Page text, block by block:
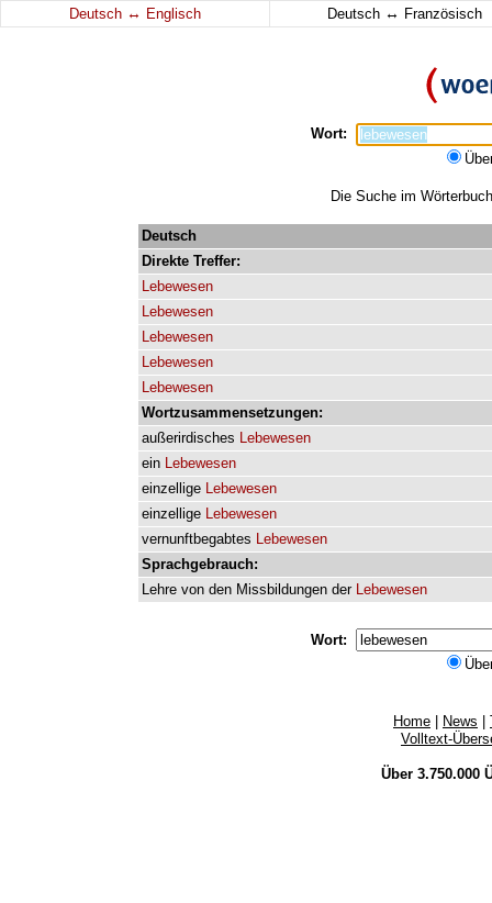
Deutsch ↔ Englisch Deutsch ↔ Französisch
Wort:
Die Suche im
Deutsch
Direkte Treffer:
Lebewesen
Lebewesen
Lebewesen
Lebewesen
Lebewesen
Wortzusammensetzungen:
außerirdisches Lebewesen
ein Lebewesen
einzellige Lebewesen
einzellige Lebewesen
vernunftbegabtes Lebewesen
Sprachgebrauch:
Lehre von den Missbildungen der Lebewesen
Wort:
Home News
Volltext-
Über 3.750.000